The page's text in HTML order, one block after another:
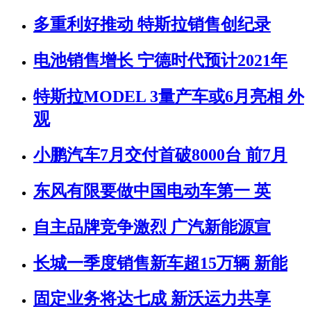
多重利好推动 特斯拉销售创纪录
电池销售增长 宁德时代预计2021年
特斯拉MODEL 3量产车或6月亮相 外
观
小鹏汽车7月交付首破8000台 前7月
东风有限要做中国电动车第一 英
自主品牌竞争激烈 广汽新能源宣
长城一季度销售新车超15万辆 新能
固定业务将达七成 新沃运力共享